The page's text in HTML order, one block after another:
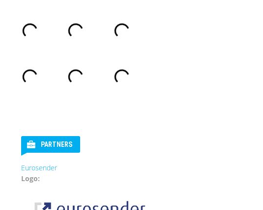
PARTNERS
Eurosender
Logo: